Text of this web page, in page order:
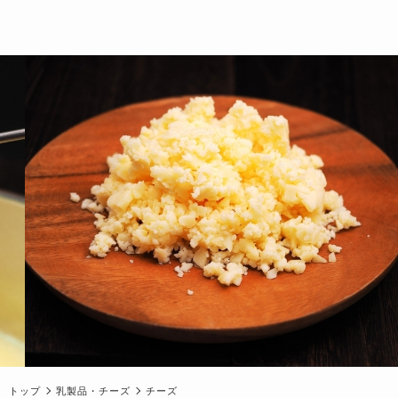
トップ 乳製品・チーズ チーズ